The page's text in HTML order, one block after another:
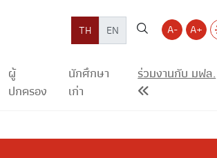
TH EN A- A+
ผู้
ปกครอง
นักศึกษา
เก่า
ร่วมงานกับ มฟล.